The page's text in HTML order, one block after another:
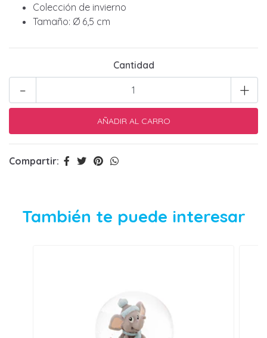
Colección de invierno
Tamaño: Ø 6,5 cm
Cantidad
+
-
Compartir:
También te puede interesar